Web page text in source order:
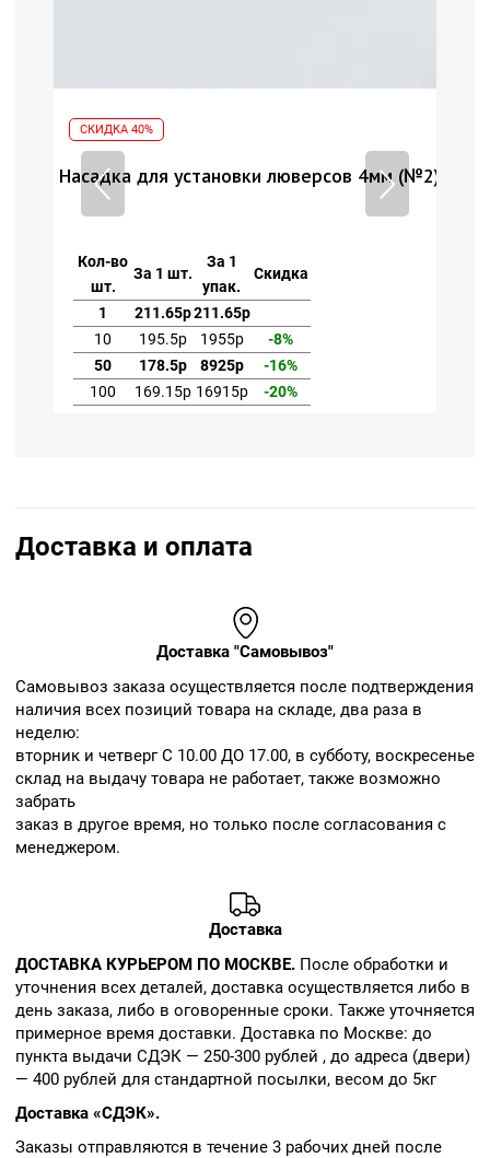
СКИДКА 40%
Насадка для установки люверсов 4мм (№2)
Кол-во
шт.
За 1 шт.
За 1
упак.
Скидка
1 211.65р211.65р
10
195.5р 1955р
-8%
50
178.5р 8925р
-16%
100
169.15р 16915р -20%
Доставка и оплата
Доставка "Самовывоз"
Cамовывоз заказа осуществляется после подтверждения
наличия всех позиций товара на складе, два раза в
неделю:
вторник и четверг С 10.00 ДО 17.00, в субботу, воскресенье
склад на выдачу товара не работает, также возможно
забрать
заказ в другое время, но только после согласования с
менеджером.
Доставка
ДОСТАВКА КУРЬЕРОМ ПО МОСКВЕ. После обработки и
уточнения всех деталей, доставка осуществляется либо в
день заказа, либо в оговоренные сроки. Также уточняется
примерное время доставки. Доставка по Москве: до
пункта выдачи СДЭК — 250-300 рублей , до адреса (двери)
— 400 рублей для стандартной посылки, весом до 5кг
Доставка «СДЭК».
Заказы отправляются в течение 3 рабочих дней после